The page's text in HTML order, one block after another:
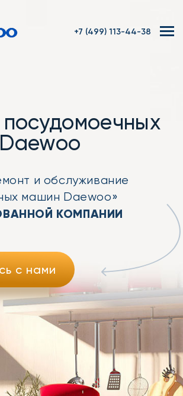
+7 (499) 113-44-38
и обслуживание
машин Daewoo»
КОМПАНИИ
с нами